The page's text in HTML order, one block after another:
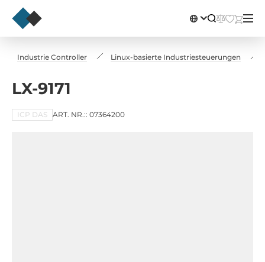
Industrie Controller Linux-basierte Industriesteuerungen
LX-9171
ICP DAS ART. NR.:: 07364200